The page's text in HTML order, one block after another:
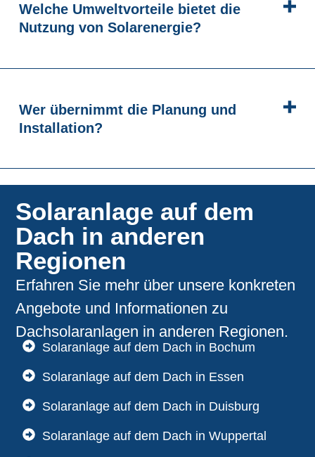
Welche Umweltvorteile bietet die
Nutzung von Solarenergie?
Wer übernimmt die Planung und
Installation?
Solaranlage auf dem
Dach in anderen
Regionen
Erfahren Sie mehr über unsere konkreten
Angebote und Informationen zu
Dachsolaranlagen in anderen Regionen.
Solaranlage auf dem Dach in Bochum
Solaranlage auf dem Dach in Essen
Solaranlage auf dem Dach in Duisburg
Solaranlage auf dem Dach in Wuppertal